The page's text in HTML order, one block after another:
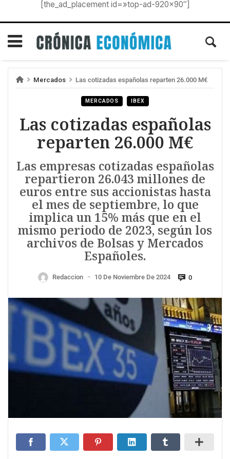
[the_ad_placement id=»top-ad-920×90″]
Mercados Las cotizadas españolas reparten 26.000 M€
MERCADOS IBEX
Las cotizadas españolas
reparten 26.000 M€
Las empresas cotizadas españolas
repartieron 26.043 millones de
euros entre sus accionistas hasta
el mes de septiembre, lo que
implica un 15% más que en el
mismo periodo de 2023, según los
archivos de Bolsas y Mercados
Españoles.
Redaccion — 10 De Noviembre De 2024 0